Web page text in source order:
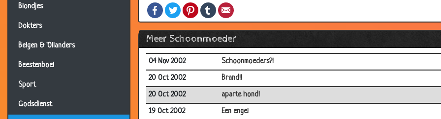
Blondjes
Dokters
Belgen & 'Ollanders
Beestenboel
Sport
Godsdienst
FacebookTwitterPinterestTumblr
Meer Schoonmoeder
12 Jul 2003
Gestolen
25 Apr 2003
Schoonmoeder
04 Nov 2002
Schoonmoeders?!
20 Oct 2002
Brand!!
20 Oct 2002
aparte hond!
19 Oct 2002
Een engel